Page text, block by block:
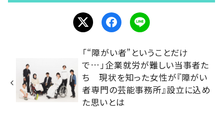
「“障がい者”ということだけ
で…」企業就労が難しい当事者た
ち 現状を知った女性が『障がい
者専門の芸能事務所』設立に込め
た思いとは